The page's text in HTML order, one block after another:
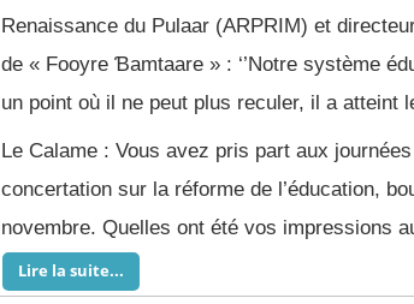
Renaissance du Pulaar (ARPRIM) et
de « Fooyre Ɓamtaare » : ‘’Notre système
un point où il ne peut plus reculer, il a atteint le
Le Calame : Vous avez pris part aux
concertation sur la réforme de l’éducation,
novembre. Quelles ont été vos impressions
Lire la suite...